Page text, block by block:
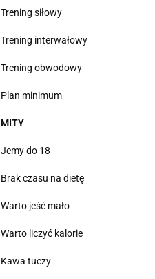
Trening siłowy
Trening interwałowy
Trening obwodowy
Plan minimum
MITY
Jemy do 18
Brak czasu na dietę
Warto jeść mało
Warto liczyć kalorie
Kawa tuczy